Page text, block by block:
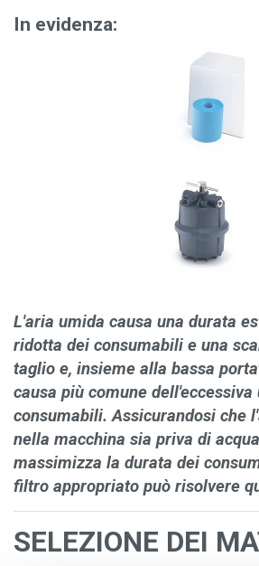
In evidenza:
L'aria umida causa una durata
ridotta dei consumabili e una
taglio e, insieme alla bassa
causa più comune dell'eccessiva
consumabili. Assicurandosi che
nella macchina sia priva di
massimizza la durata dei
filtro appropriato può risolvere
SELEZIONE DEI